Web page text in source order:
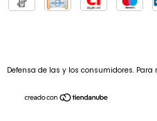
Defensa de las y los consumidores. Para